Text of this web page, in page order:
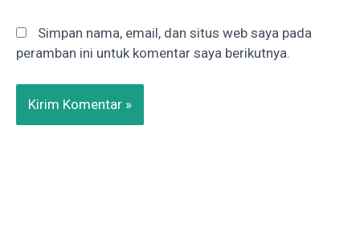
Simpan nama, email, dan situs web saya pada
peramban ini untuk komentar saya berikutnya.